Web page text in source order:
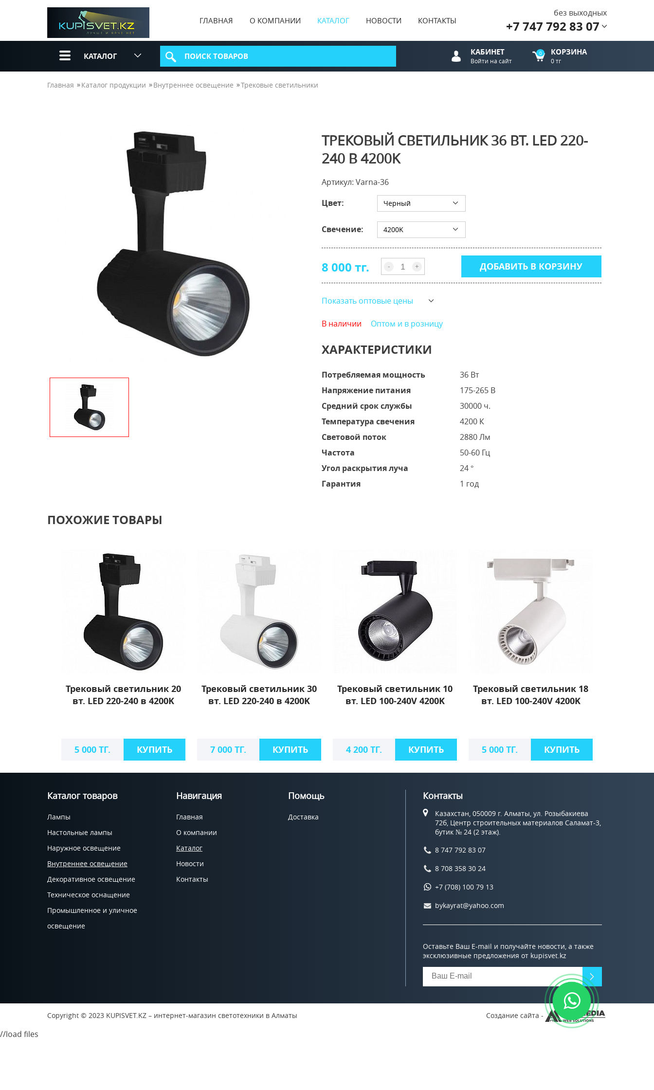
ГЛАВНАЯ О КОМПАНИИ КАТАЛОГ НОВОСТИ КОНТАКТЫ
без выходных
+7 747 792 83 07
КАТАЛОГ КАБИНЕТ
Войти на сайт
КОРЗИНА
0 тг
0
Главная Каталог продукции Внутреннее освещение Трековые светильники
ТРЕКОВЫЙ СВЕТИЛЬНИК 36 ВТ. LED 220-
240 В 4200K
Артикул: Varna-36
Цвет:
Черный
Свечение: 4200K
8 000 тг. - + ДОБАВИТЬ В КОРЗИНУ
Показать оптовые цены
В наличии Оптом и в розницу
ХАРАКТЕРИСТИКИ
Потребляемая мощность
36 Вт
Напряжение питания
175-265 В
Средний срок службы
30000 ч.
Температура свечения
4200 К
Световой поток
2880 Лм
Частота
50-60 Гц
Угол раскрытия луча
24 °
Гарантия
1 год
ПОХОЖИЕ ТОВАРЫ
Трековый светильник 20
вт. LED 220-240 в 4200K
5 000 ТГ. КУПИТЬ
Трековый светильник 30
вт. LED 220-240 в 4200K
7 000 ТГ. КУПИТЬ
Трековый светильник 10
вт. LED 100-240V 4200K
4 200 ТГ. КУПИТЬ
Трековый светильник 18
вт. LED 100-240V 4200K
5 000 ТГ. КУПИТЬ
Каталог товаров
Лампы
Настольные лампы
Наружное освещение
Внутреннее освещение
Декоративное освещение
Техническое оснащение
Промышленное и уличное
освещение
Навигация
Главная
О компании
Каталог
Новости
Контакты
Помощь
Доставка
Контакты
Казахстан, 050009 г. Алматы, ул. Розыбакиева
72б, Центр строительных материалов Саламат-3,
бутик № 24 (2 этаж).
8 747 792 83 07
8 708 358 30 24
+7 (708) 100 79 13
bykayrat@yahoo.com
Оставьте Ваш E-mail и получайте новости, а также
эксклюзивные предложения от kupisvet.kz
Copyright © 2023 KUPISVET.KZ – интернет-магазин светотехники в Алматы Создание сайта -
//load files